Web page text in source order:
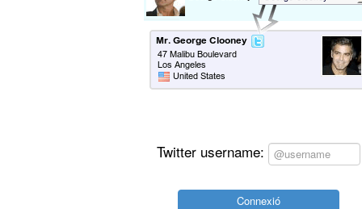
Twitter username: